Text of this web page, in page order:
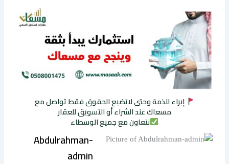
إبراء للذمة وحتى لاتضيع الحقوق فقط تواصل مع
مسعاك عند الشراء أو التسويق للعقار
نتعاون مع جميع الوسطاء
Abdulrahman-
admin